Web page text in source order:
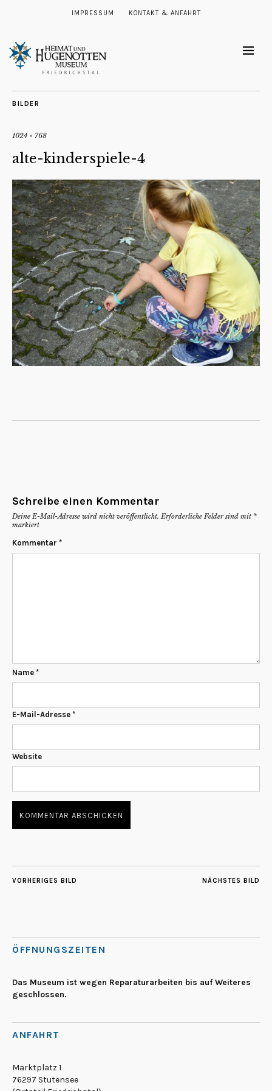
IMPRESSUM KONTAKT & ANFAHRT
BILDER
1024 × 768
alte-kinderspiele-4
Schreibe einen Kommentar
Deine E-Mail-Adresse wird nicht veröffentlicht. Erforderliche Felder sind mit *
markiert
Kommentar *
Name *
E-Mail-Adresse *
Website
NÄCHSTES BILD
VORHERIGES BILD
ÖFFNUNGSZEITEN
Das Museum ist wegen Reparaturarbeiten bis auf Weiteres
geschlossen.
ANFAHRT
Marktplatz 1
76297 Stutensee